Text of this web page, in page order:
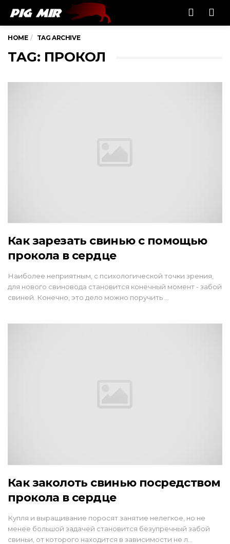
HOME TAG ARCHIVE
TAG: ПРОКОЛ
Как зарезать свинью с помощью
прокола в сердце
Наиболее неприятным, с психологической точки зрения,
для нового свиновода становится конечный момент - забой
свиней. Конечно, это дело можно поручить …
Как заколоть свинью посредством
прокола в сердце
Купля и выращивание поросят занятие нелегкое, но не
менее большой задачей становится безупречный забой
свиньи, от которого находится в зависимости не л…